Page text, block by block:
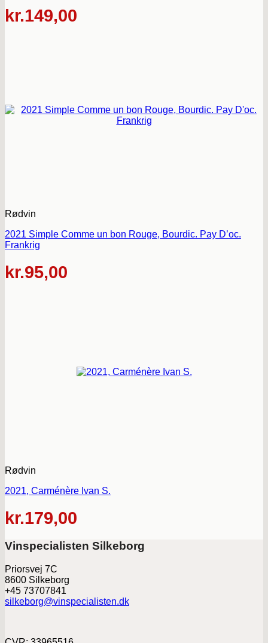
kr.149,00
Rødvin
2021 Simple Comme un bon Rouge, Bourdic. Pay D’oc.
Frankrig
kr.95,00
Rødvin
2021, Carménère Ivan S.
kr.179,00
Vinspecialisten Silkeborg
Priorsvej 7C
8600 Silkeborg
+45 73707841
silkeborg@vinspecialisten.dk